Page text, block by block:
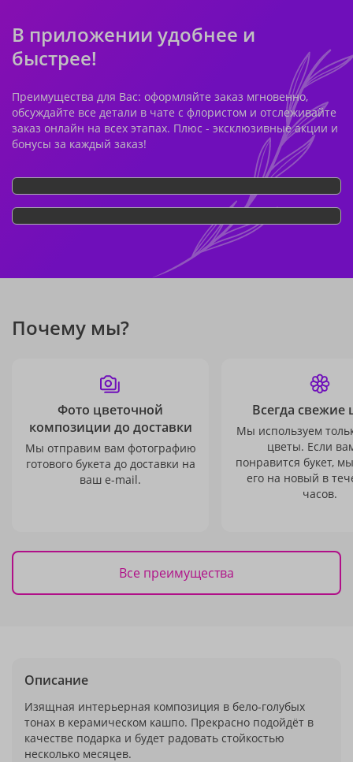
В приложении удобнее и
быстрее!
Преимущества для Вас: оформляйте заказ мгновенно,
обсуждайте все детали в чате с флористом и отслеживайте
заказ онлайн на всех этапах. Плюс - эксклюзивные акции и
бонусы за каждый заказ!
Почему мы?
Фото цветочной
композиции до доставки
Мы отправим вам фотографию
готового букета до доставки на
ваш e-mail.
Всегда свежие
Мы используем
цветы. Если
понравится букет,
его на новый в
часов.
Все преимущества
Описание
Изящная интерьерная композиция в бело-голубых
тонах в керамическом кашпо. Прекрасно подойдёт в
качестве подарка и будет радовать стойкостью
несколько месяцев.